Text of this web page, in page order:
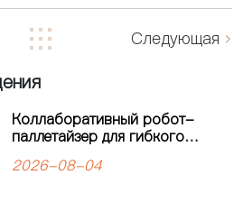
Следующая
Коллаборативный робот-
паллетайзер для гибкого
современных
2026-08-04